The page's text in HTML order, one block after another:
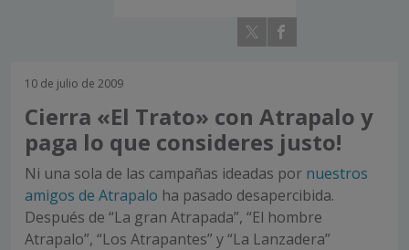
10 de julio de 2009
Cierra «El Trato» con Atrapalo y
paga lo que consideres justo!
Ni una sola de las campañas ideadas por nuestros
amigos de Atrapalo ha pasado desapercibida.
Después de “La gran Atrapada”, “El hombre
Atrapalo”, “Los Atrapantes” y “La Lanzadera”